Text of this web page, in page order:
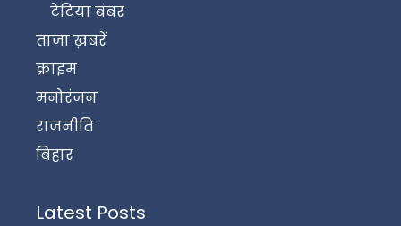
टेटिया बंबर
ताजा ख़बरें
क्राइम
मनोरंजन
राजनीति
बिहार
Latest Posts